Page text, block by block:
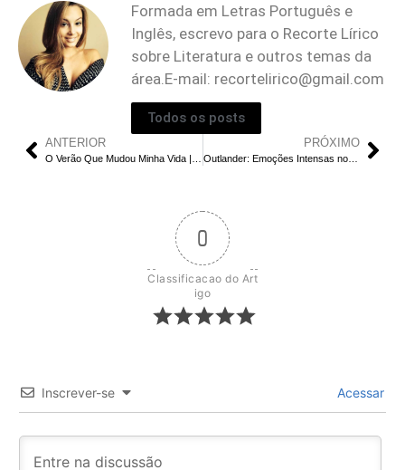
Formada em Letras Português e
Inglês, escrevo para o Recorte Lírico
sobre Literatura e outros temas da
área.E-mail: recortelirico@gmail.com
Todos os posts
ANTERIOR PRÓXIMO
Outlander: Emoções Intensas no Episódio 8 da Temporada 7 | Onde Assistir Online?
0
Classificacao do Art
igo
Inscrever-se Acessar